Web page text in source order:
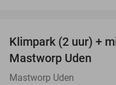
Klimpark (2 uur) +
Mastworp Uden
Mastworp Uden